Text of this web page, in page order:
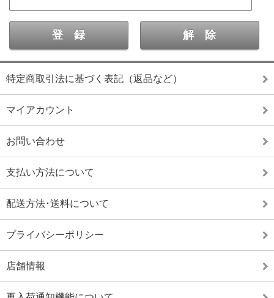
特定商取引法に基づく表記（返品など）
マイアカウント
お問い合わせ
支払い方法について
配送方法･送料について
プライバシーポリシー
店舗情報